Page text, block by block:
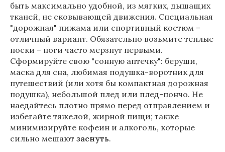
быть максимально удобной, из мягких, дышащих
тканей, не сковывающей движения. Специальная
"дорожная" пижама или спортивный костюм –
отличный вариант. Обязательно возьмите теплые
носки – ноги часто мерзнут первыми.
Сформируйте свою "сонную аптечку": беруши,
маска для сна, любимая подушка-воротник для
путешествий (или хотя бы компактная дорожная
подушка), небольшой плед или плед-пончо. Не
наедайтесь плотно прямо перед отправлением и
избегайте тяжелой, жирной пищи; также
минимизируйте кофеин и алкоголь, которые
сильно мешают заснуть.